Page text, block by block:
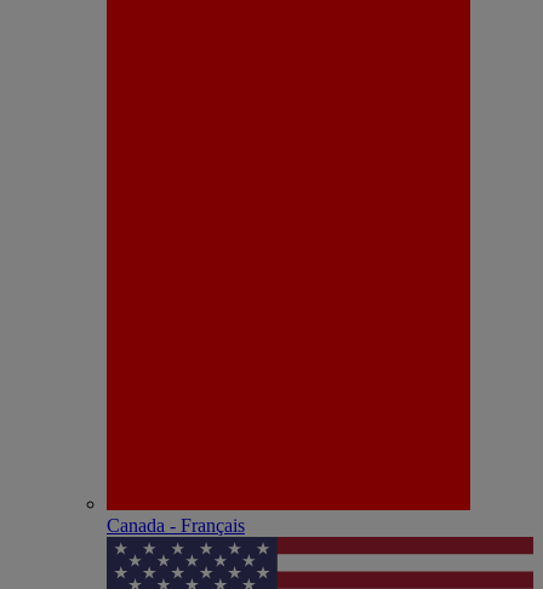
Canada - Français